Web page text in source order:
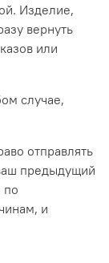
Изделие,
вернуть
или
случае,
отправлять
предыдущий
по
и